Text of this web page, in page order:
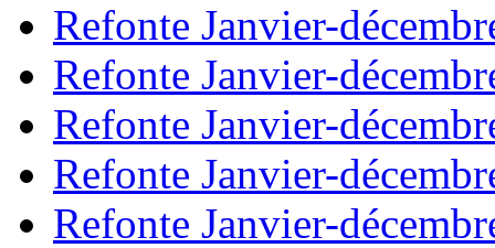
Refonte Janvier-
Refonte Janvier-
Refonte Janvier-
Refonte Janvier-
Refonte Janvier-